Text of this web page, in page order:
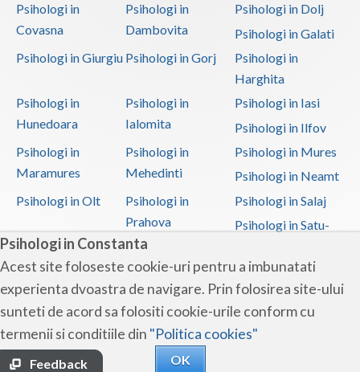
Psihologi in Constanta
Acest site foloseste cookie-uri pentru a imbunatati
experienta dvoastra de navigare. Prin folosirea site-ului
sunteti de acord sa folositi cookie-urile conform cu
termenii si conditiile din "Politica cookies"
OK
Feedback
Psihologi in
Covasna
Psihologi in
Dambovita
Psihologi in Dolj
Psihologi in Galati
Psihologi in Giurgiu Psihologi in Gorj
Psihologi in
Harghita
Psihologi in
Hunedoara
Psihologi in
Ialomita
Psihologi in Iasi
Psihologi in Ilfov
Psihologi in
Maramures
Psihologi in
Mehedinti
Psihologi in Mures
Psihologi in Neamt
Psihologi in Olt
Psihologi in
Prahova
Psihologi in Salaj
Psihologi in Satu-
Psihologi in Sibiu
Psihologi in
Suceava
Psihologi in
Teleorman
Psihologi in Timis
Psihologi in Tulcea Psihologi in Valcea
Psihologi in Vaslui
Psihologi in
Vrancea